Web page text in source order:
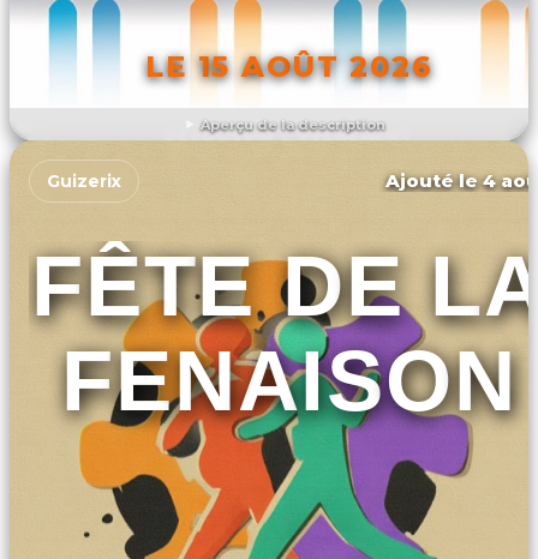
Aperçu de la description
LE 15 AOÛT 2026
DÉCOUVRIR L'ÉVÉNEMENT
Guizerix Ajouté le 4
FÊTE DE
FENAISON